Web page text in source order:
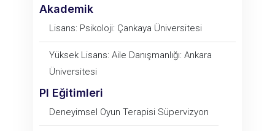
Akademik
Lisans: Psikoloji: Çankaya Üniversitesi
Yüksek Lisans: Aile Danışmanlığı: Ankara
Üniversitesi
PI Eğitimleri
Deneyimsel Oyun Terapisi Süpervizyon